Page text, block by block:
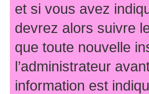
et si vous avez
devrez alors suivre
que toute nouvelle
l’administrateur
information est